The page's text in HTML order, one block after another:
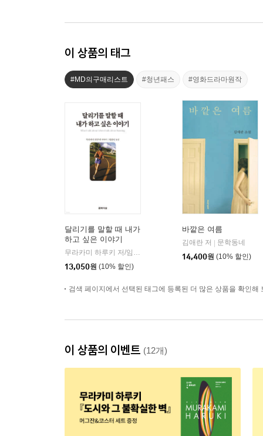
이 상품의 태그
#MD의구매리스트 #청년패스 #영화드라마원작
달리기를 말할 때 내가
하고 싶은 이야기
무라카미 하루키 저/임홍빈 역
문학사상
13,050원 (10% 할인)
바깥은 여름
김애란 저
문학동네
14,400원 (10% 할인)
검색 페이지에서 선택된 태그에 등록된 더 많은 상품을 확인해
이 상품의 이벤트 (12개)